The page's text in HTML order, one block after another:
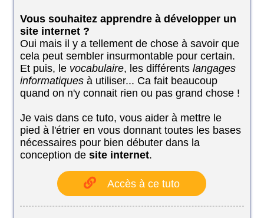
Vous souhaitez apprendre à développer un
site internet ?
Oui mais il y a tellement de chose à savoir que
cela peut sembler insurmontable pour certain.
Et puis, le vocabulaire, les différents langages
informatiquesà utiliser... Ca fait beaucoup
quand on n'y connait rien ou pas grand chose !
Je vais dans ce tuto, vous aider à mettre le
pied à l'étrier en vous donnant toutes les bases
nécessaires pour bien débuter dans la
conception de site internet.
Accès à ce tuto